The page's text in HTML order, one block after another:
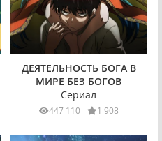
ДЕЯТЕЛЬНОСТЬ БОГА В
МИРЕ БЕЗ БОГОВ
Сериал
447 110 1 908